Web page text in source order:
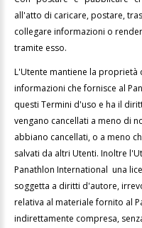
all'atto di caricare, postare,
collegare informazioni o
tramite esso.
L'Utente mantiene la proprietà
informazioni che fornisce al
questi Termini d'uso e ha il
vengano cancellati a meno di
abbiano cancellati, o a meno
salvati da altri Utenti. Inoltre
Panathlon International una
soggetta a diritti d'autore,
relativa al materiale fornito al
indirettamente compresa,